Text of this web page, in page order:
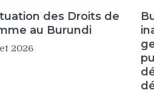
des Droits de
au Burundi
2026